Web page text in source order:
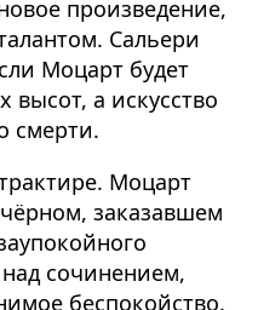
произведение,
Сальери
Моцарт будет
высот, а искусство
смерти.
Моцарт
заказавшем
сочинением,
беспокойство.